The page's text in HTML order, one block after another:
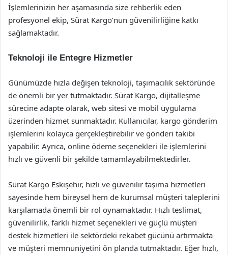
İşlemlerinizin her aşamasında size rehberlik eden
profesyonel ekip, Sürat Kargo’nun güvenilirliğine katkı
sağlamaktadır.
Teknoloji ile Entegre Hizmetler
Günümüzde hızla değişen teknoloji, taşımacılık sektöründe
de önemli bir yer tutmaktadır. Sürat Kargo, dijitalleşme
sürecine adapte olarak, web sitesi ve mobil uygulama
üzerinden hizmet sunmaktadır. Kullanıcılar, kargo gönderim
işlemlerini kolayca gerçekleştirebilir ve gönderi takibi
yapabilir. Ayrıca, online ödeme seçenekleri ile işlemlerini
hızlı ve güvenli bir şekilde tamamlayabilmektedirler.
Sürat Kargo Eskişehir, hızlı ve güvenilir taşıma hizmetleri
sayesinde hem bireysel hem de kurumsal müşteri taleplerini
karşılamada önemli bir rol oynamaktadır. Hızlı teslimat,
güvenilirlik, farklı hizmet seçenekleri ve güçlü müşteri
destek hizmetleri ile sektördeki rekabet gücünü artırmakta
ve müşteri memnuniyetini ön planda tutmaktadır. Eğer hızlı,